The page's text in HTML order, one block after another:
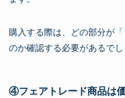
購入する際は、どの部分が
のか確認する必要があるでし
④フェアトレード商品は